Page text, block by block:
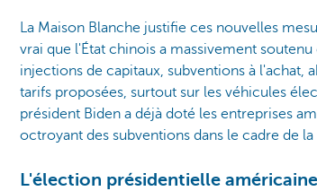
La Maison Blanche justifie ces nouvelles
vrai que l'État chinois a massivement
injections de capitaux, subventions à l'achat,
tarifs proposées, surtout sur les véhicules
président Biden a déjà doté les entreprises
octroyant des subventions dans le cadre de
L'élection présidentielle